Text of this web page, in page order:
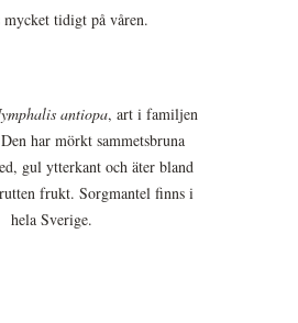
mycket tidigt på våren.
antiopa, art i familjen
har mörkt sammetsbruna
gul ytterkant och äter bland
frukt. Sorgmantel finns i
hela Sverige.